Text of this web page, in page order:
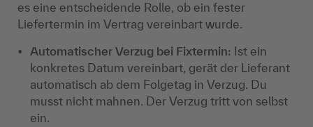
es eine entscheidende Rolle, ob ein fester
Liefertermin im Vertrag vereinbart wurde.
Automatischer Verzug bei Fixtermin: Ist ein
konkretes Datum vereinbart, gerät der Lieferant
automatisch ab dem Folgetag in Verzug. Du
musst nicht mahnen. Der Verzug tritt von selbst
ein.